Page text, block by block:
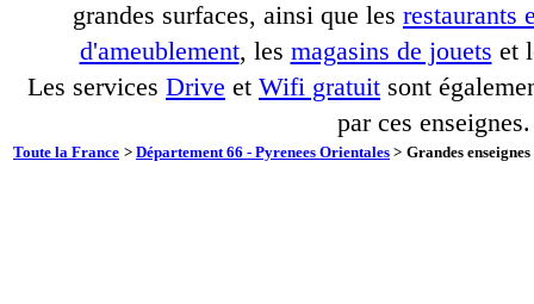
grandes surfaces, ainsi que les restaurants
d'ameublement, les magasins de jouets et
Les services Drive et Wifi gratuit sont
par ces enseignes.
Toute la France > Département 66 - Pyrenees Orientales > Grandes